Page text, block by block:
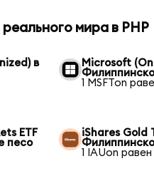
мира в PHP
в
Microsoft
1 MSFTon
ETF
песо
iShares Gold
1 IAUon